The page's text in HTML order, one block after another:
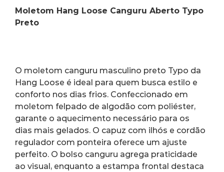
Moletom Hang Loose Canguru Aberto Typo
Preto
O moletom canguru masculino preto Typo da
Hang Loose é ideal para quem busca estilo e
conforto nos dias frios. Confeccionado em
moletom felpado de algodão com poliéster,
garante o aquecimento necessário para os
dias mais gelados. O capuz com ilhós e cordão
regulador com ponteira oferece um ajuste
perfeito. O bolso canguru agrega praticidade
ao visual, enquanto a estampa frontal destaca